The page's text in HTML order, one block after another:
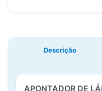
Descrição
APONTADOR DE